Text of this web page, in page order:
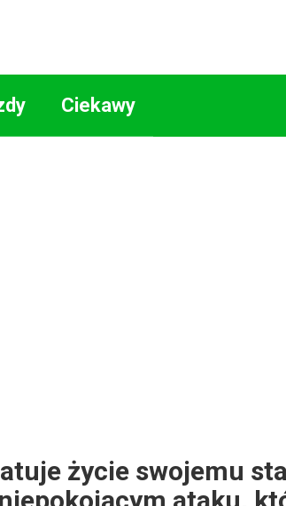
Ciekawy
życie swojemu